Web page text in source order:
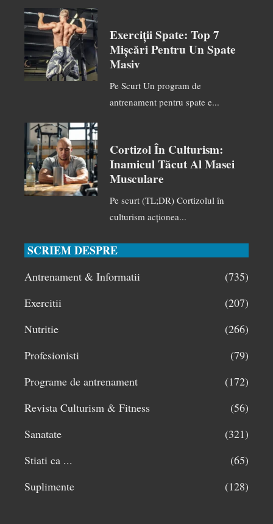
Exerciții Spate: Top 7
Mișcări Pentru Un Spate
Masiv
Pe Scurt Un program de
antrenament pentru spate e...
Cortizol În Culturism:
Inamicul Tăcut Al Masei
Musculare
Pe scurt (TL;DR) Cortizolul în
culturism acționea...
SCRIEM DESPRE
Antrenament & Informatii
(735)
Exercitii
(207)
Nutritie
(266)
Profesionisti
(79)
Programe de antrenament
(172)
Revista Culturism & Fitness
(56)
Sanatate
(321)
Stiati ca ...
(65)
Suplimente
(128)